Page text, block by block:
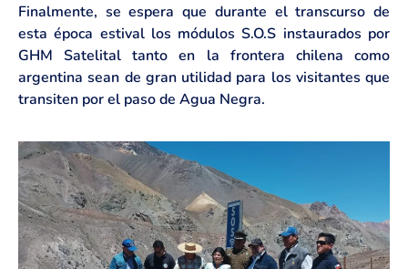
Finalmente, se espera que durante el transcurso de
esta época estival los módulos S.O.S instaurados por
GHM Satelital tanto en la frontera chilena como
argentina sean de gran utilidad para los visitantes que
transiten por el paso de Agua Negra.